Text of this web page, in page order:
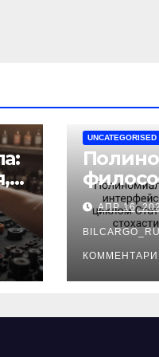
UNCATEGORISED
циклом
среде
АПР 16,
BILCARGO_RU